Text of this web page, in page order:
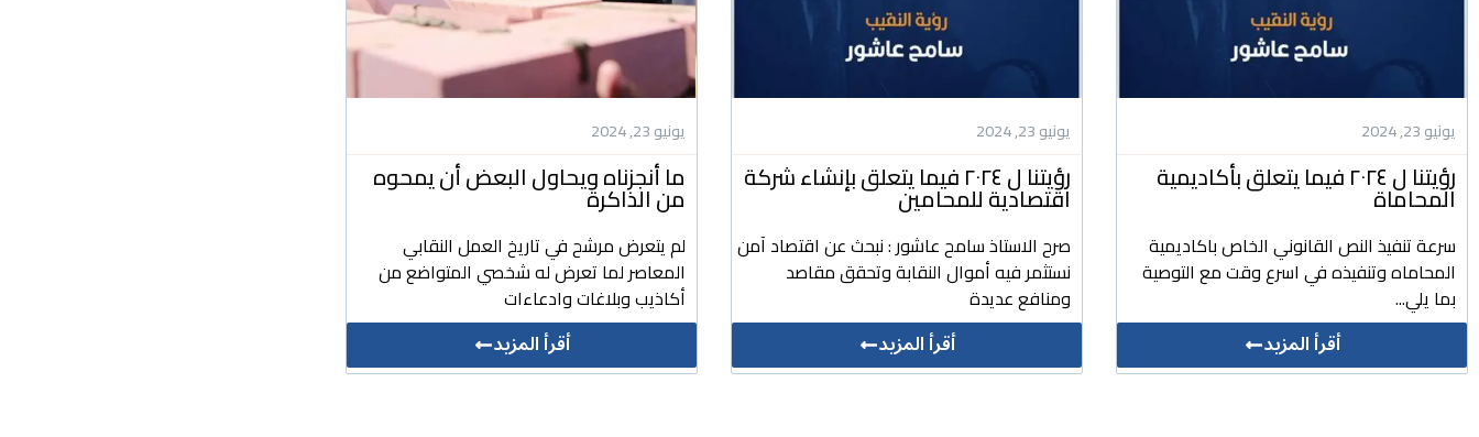
يونيو 23, 2024
رؤيتنا ل ٢٠٢٤ فيما يتعلق بأكاديمية
المحاماة
سرعة تنفيذ النص القانوني الخاص باكاديمية
المحاماه وتنفيذه في اسرع وقت مع التوصية
بما يلي...
أقرأ المزيد
يونيو 23, 2024
رؤيتنا ل ٢٠٢٤ فيما يتعلق بإنشاء شركة
اقتصادية للمحامين
صرح الاستاذ سامح عاشور : نبحث عن اقتصاد آمن
نستثمر فيه أموال النقابة وتحقق مقاصد
ومنافع عديدة
أقرأ المزيد
يونيو 23, 2024
ما أنجزناه ويحاول البعض أن يمحوه
من الذاكرة
لم يتعرض مرشح في تاريخ العمل النقابي
المعاصر لما تعرض له شخصي المتواضع من
أكاذيب وبلاغات وادعاءات
أقرأ المزيد